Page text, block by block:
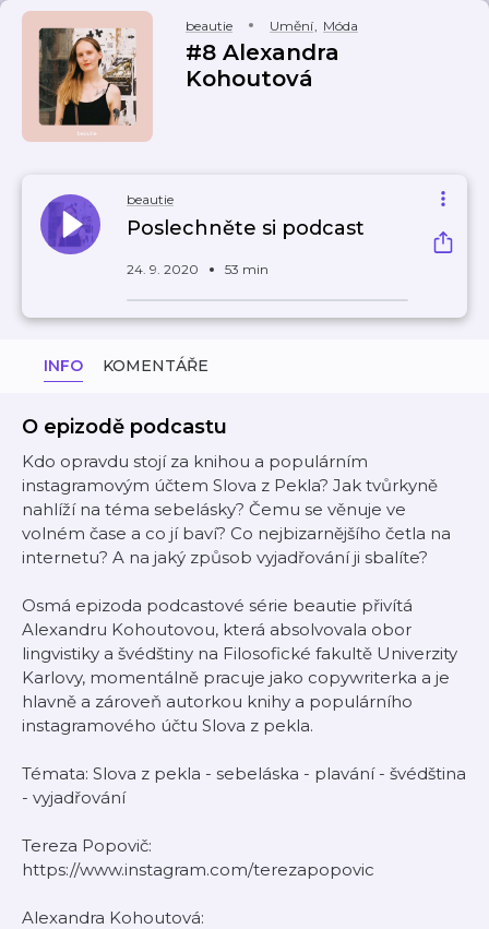
beautie Umění, Móda
#8 Alexandra
Kohoutová
beautie
Poslechněte si podcast
24. 9. 2020 53 min
INFO KOMENTÁŘE
O epizodě podcastu
Kdo opravdu stojí za knihou a populárním
instagramovým účtem Slova z Pekla? Jak tvůrkyně
nahlíží na téma sebelásky? Čemu se věnuje ve
volném čase a co jí baví? Co nejbizarnějšího četla na
internetu? A na jaký způsob vyjadřování ji sbalíte?
Osmá epizoda podcastové série beautie přivítá
Alexandru Kohoutovou, která absolvovala obor
lingvistiky a švédštiny na Filosofické fakultě Univerzity
Karlovy, momentálně pracuje jako copywriterka a je
hlavně a zároveň autorkou knihy a populárního
instagramového účtu Slova z pekla.
Témata: Slova z pekla - sebeláska - plavání - švédština
- vyjadřování
Tereza Popovič:
https://www.instagram.com/terezapopovic
Alexandra Kohoutová: